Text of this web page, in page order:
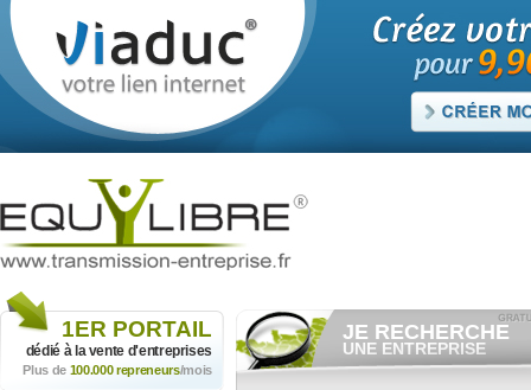
1ER PORTAIL
dédié à la vente d'entreprises
Plus de 100.000 repreneurs/mois
JE RECHERCHE
UNE ENTREPRISE
Consulter gratuitementles